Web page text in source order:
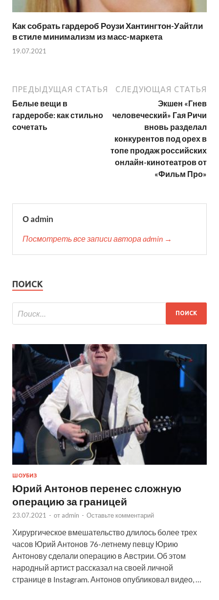
Как собрать гардероб Роузи Хантингтон-Уайтли
в стиле минимализм из масс-маркета
19.07.2021
ПРЕДЫДУЩАЯ СТАТЬЯ
Белые вещи в
гардеробе: как стильно
сочетать
СЛЕДУЮЩАЯ СТАТЬЯ
Экшен «Гнев
человеческий» Гая Ричи
вновь разделал
конкурентов под орех в
топе продаж российских
онлайн-кинотеатров от
«Фильм Про»
О admin
Посмотреть все записи автора admin →
ПОИСК
ШОУБИЗ
Юрий Антонов перенес сложную
операцию за границей
23.07.2021 - от admin - Оставьте комментарий
Хирургическое вмешательство длилось более трех
часов Юрий Антонов 76-летнему певцу Юрию
Антонову сделали операцию в Австрии. Об этом
народный артист рассказал на своей личной
странице в Instagram. Антонов опубликовал видео, …